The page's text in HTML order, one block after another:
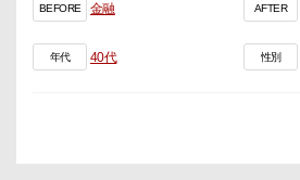
BEFORE 金融 AFTER
年代 40代 性別